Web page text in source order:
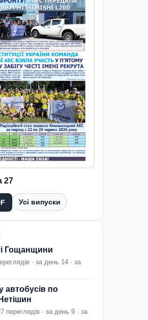
27
Усі випуски
Гощанщини
· за день 14 · за
автобусів по
переглядів · за день 9 · за